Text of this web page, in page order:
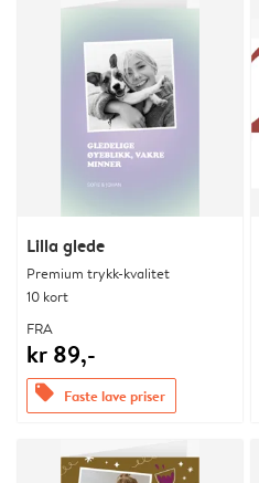
Lilla glede
Premium trykk-kvalitet
10 kort
FRA
kr 89,-
offers Faste lave priser